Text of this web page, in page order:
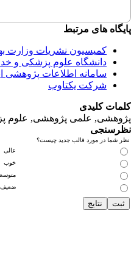
پایگاه های مرتبط
کمیسیون نشریات وزارت
دانشگاه‌ علوم‌ پزشکی‌ و
سامانه اطلاعات پژوهشی
شرکت یکتاوب
کلمات کلیدی
پژوهشی, علمی پژوهشی, علوم‌
نظرسنجی
نظر شما در مورد قالب جدید چیست؟
عالی
خوب
ضعیف